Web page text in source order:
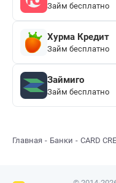
Займ бесплатно
Хурма Кредит
Займ бесплатно
Займиго
Займ бесплатно
Главная Банки CARD